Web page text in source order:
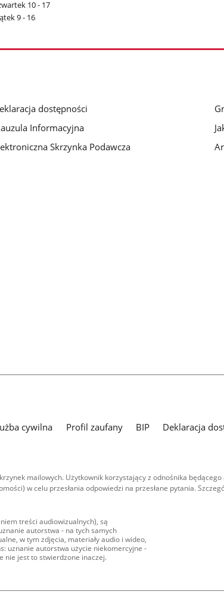
10 - 17
9 - 16
dostępności
Informacyjna
Skrzynka Podawcza
cywilna Profil zaufany BIP
Deklaracja
mailowych. Użytkownik korzystający z odnośnika
w celu przesłania odpowiedzi na przesłane pytania.
treści audiowizualnych), są
autorstwa - na tych samych
w tym zdjęcia, materiały audio i wideo,
uznanie autorstwa użycie niekomercyjne -
nie jest to stwierdzone inaczej.